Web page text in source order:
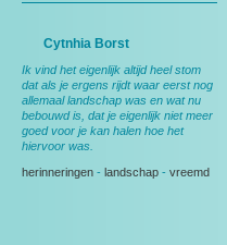
Cytnhia Borst
Ik vind het eigenlijk altijd heel stom
dat als je ergens rijdt waar eerst nog
allemaal landschap was en wat nu
bebouwd is, dat je eigenlijk niet meer
goed voor je kan halen hoe het
hiervoor was.
herinneringen - landschap - vreemd